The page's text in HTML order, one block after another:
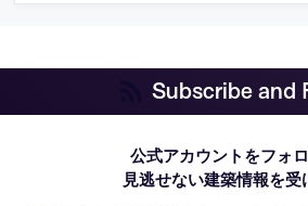
Subscribe and
公式アカウントをフォロ
見逃せない建築情報を受